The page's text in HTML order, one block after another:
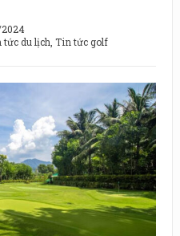
tức du lịch Tin tức golf